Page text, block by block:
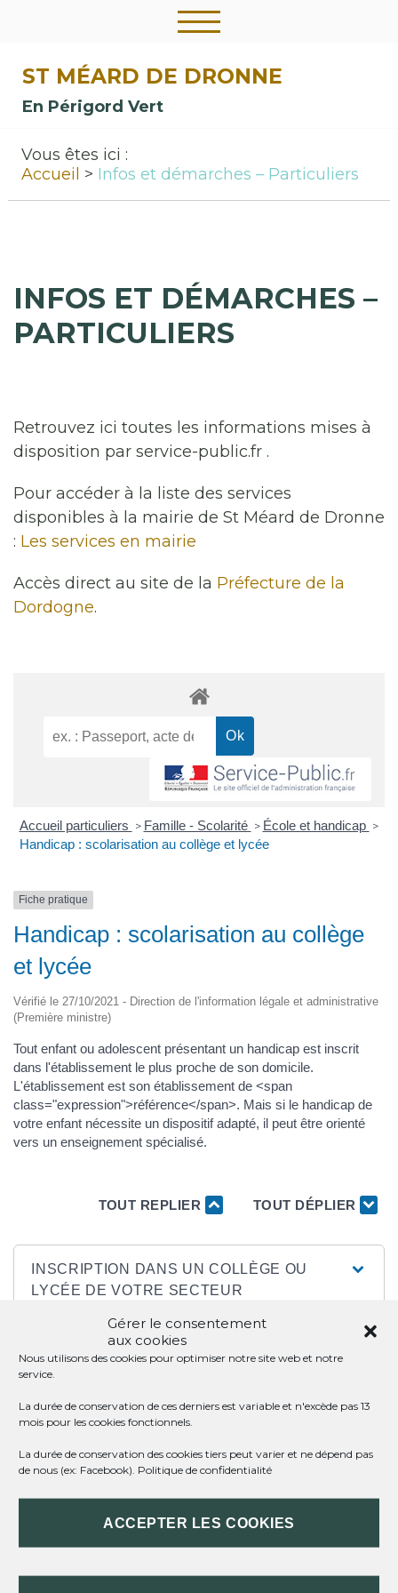
Gérer le consentement
aux cookies
Nous utilisons des cookies pour optimiser notre site web et notre
service.
La durée de conservation de ces derniers est variable et n'excède pas 13
mois pour les cookies fonctionnels.
La durée de conservation des cookies tiers peut varier et ne dépend pas
de nous (ex: Facebook). Politique de confidentialité
ACCEPTER LES COOKIES
ST MÉARD DE DRONNE
En Périgord Vert
Vous êtes ici :
Accueil
Infos et démarches – Particuliers
INFOS ET DÉMARCHES –
PARTICULIERS
Retrouvez ici toutes les informations mises à
disposition par service-public.fr .
Pour accéder à la liste des services
disponibles à la mairie de St Méard de Dronne
: Les services en mairie
Accès direct au site de la Préfecture de la
Dordogne.
Accueil particuliers > Famille - Scolarité > École et handicap >
Handicap : scolarisation au collège et lycée
Fiche pratique
Handicap : scolarisation au collège
et lycée
Vérifié le 27/10/2021 - Direction de l'information légale et administrative
(Première ministre)
Tout enfant ou adolescent présentant un handicap est inscrit
dans l'établissement le plus proche de son domicile.
L'établissement est son établissement de <span
class="expression">référence</span>. Mais si le handicap de
votre enfant nécessite un dispositif adapté, il peut être orienté
vers un enseignement spécialisé.
TOUT REPLIER TOUT DÉPLIER
INSCRIPTION DANS UN COLLÈGE OU
LYCÉE DE VOTRE SECTEUR
DÉCISION PAR LA CDAPH DE
L'ORIENTATION DE VOTRE ENFANT
DIFFÉRENTS PARCOURS DE
SCOLARISATION POSSIBLES
TEXTES DE RÉFÉRENCE